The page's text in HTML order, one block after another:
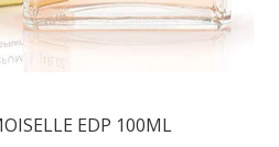
EDP 100ML